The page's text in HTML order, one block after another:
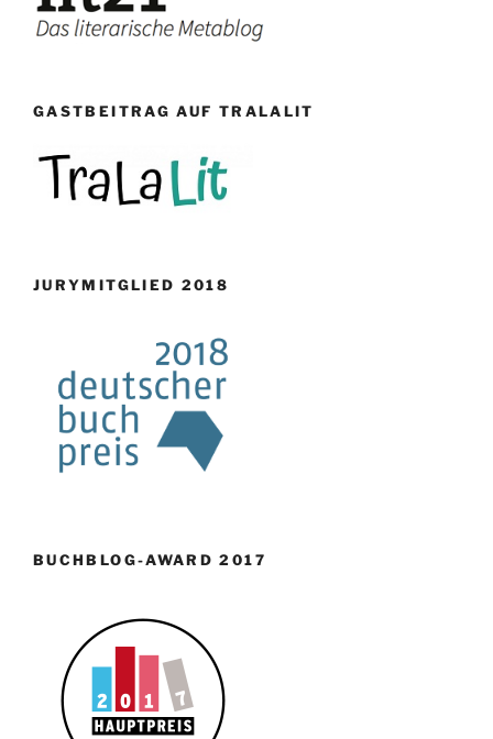
GASTBEITRAG AUF TRALALIT
JURYMITGLIED 2018
BUCHBLOG-AWARD 2017